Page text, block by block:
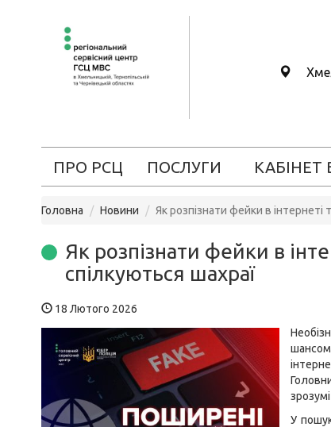
ПРО РСЦ ПОСЛУГИ КАБІНЕТ
Головна Новини Як розпізнати фейки в
Як розпізнати фейки в
спілкуються шахраї
18 Лютого 2026
У